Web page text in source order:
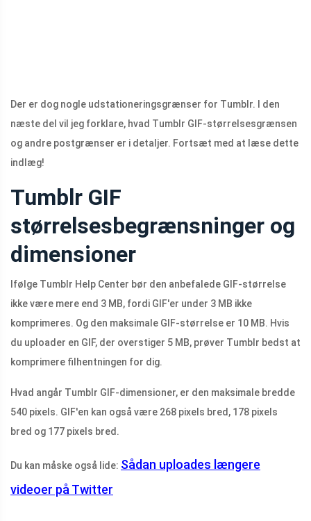
Der er dog nogle udstationeringsgrænser for Tumblr. I den
næste del vil jeg forklare, hvad Tumblr GIF-størrelsesgrænsen
og andre postgrænser er i detaljer. Fortsæt med at læse dette
indlæg!
Tumblr GIF
størrelsesbegrænsninger og
dimensioner
Ifølge Tumblr Help Center bør den anbefalede GIF-størrelse
ikke være mere end 3 MB, fordi GIF'er under 3 MB ikke
komprimeres. Og den maksimale GIF-størrelse er 10 MB. Hvis
du uploader en GIF, der overstiger 5 MB, prøver Tumblr bedst at
komprimere filhentningen for dig.
Hvad angår Tumblr GIF-dimensioner, er den maksimale bredde
540 pixels. GIF'en kan også være 268 pixels bred, 178 pixels
bred og 177 pixels bred.
Du kan måske også lide: Sådan uploades længere
videoer på Twitter